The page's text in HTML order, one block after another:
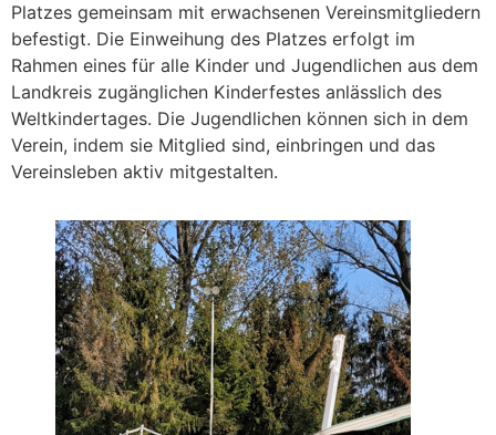
Platzes gemeinsam mit erwachsenen Vereinsmitgliedern
befestigt. Die Einweihung des Platzes erfolgt im
Rahmen eines für alle Kinder und Jugendlichen aus dem
Landkreis zugänglichen Kinderfestes anlässlich des
Weltkindertages. Die Jugendlichen können sich in dem
Verein, indem sie Mitglied sind, einbringen und das
Vereinsleben aktiv mitgestalten.